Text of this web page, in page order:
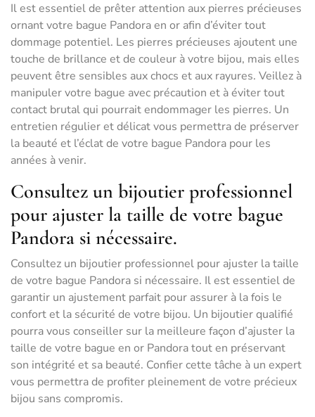
Il est essentiel de prêter attention aux pierres précieuses
ornant votre bague Pandora en or afin d’éviter tout
dommage potentiel. Les pierres précieuses ajoutent une
touche de brillance et de couleur à votre bijou, mais elles
peuvent être sensibles aux chocs et aux rayures. Veillez à
manipuler votre bague avec précaution et à éviter tout
contact brutal qui pourrait endommager les pierres. Un
entretien régulier et délicat vous permettra de préserver
la beauté et l’éclat de votre bague Pandora pour les
années à venir.
Consultez un bijoutier professionnel
pour ajuster la taille de votre bague
Pandora si nécessaire.
Consultez un bijoutier professionnel pour ajuster la taille
de votre bague Pandora si nécessaire. Il est essentiel de
garantir un ajustement parfait pour assurer à la fois le
confort et la sécurité de votre bijou. Un bijoutier qualifié
pourra vous conseiller sur la meilleure façon d’ajuster la
taille de votre bague en or Pandora tout en préservant
son intégrité et sa beauté. Confier cette tâche à un expert
vous permettra de profiter pleinement de votre précieux
bijou sans compromis.